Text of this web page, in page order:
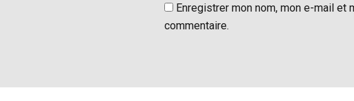
Enregistrer mon nom, mon e-mail et
commentaire.